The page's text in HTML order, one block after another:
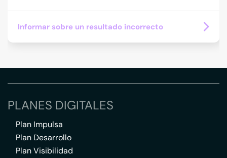
Informar sobre un resultado incorrecto
PLANES DIGITALES
Plan Impulsa
Plan Desarrollo
Plan Visibilidad